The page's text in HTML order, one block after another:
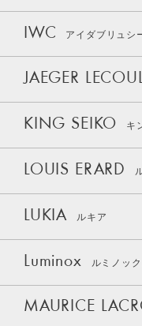
IWC アイダブリュシ
JAEGER
KING SEIKO キ
LOUIS ERARD
LUKIA ルキア
Luminox ルミノッ
MAURICE